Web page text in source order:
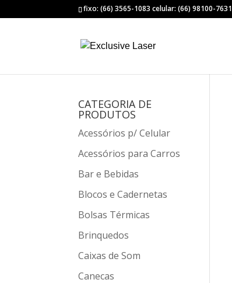
fixo: (66) 3565-1083 celular: (66) 98100-7631
CATEGORIA DE
PRODUTOS
Acessórios p/ Celular
Acessórios para Carros
Bar e Bebidas
Blocos e Cadernetas
Bolsas Térmicas
Brinquedos
Caixas de Som
Canecas